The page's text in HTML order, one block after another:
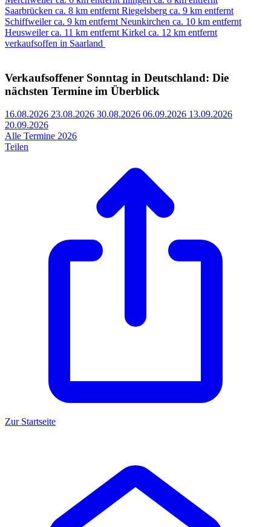
Saarbrücken ca. 8 km entfernt Riegelsberg ca. 9 km entfernt
Schiffweiler ca. 9 km entfernt Neunkirchen ca. 10 km entfernt
Heusweiler ca. 11 km entfernt Kirkel ca. 12 km entfernt
verkaufsoffen in Saarland
Verkaufsoffener Sonntag in Deutschland: Die
nächsten Termine im Überblick
16.08.2026 23.08.2026 30.08.2026 06.09.2026 13.09.2026
20.09.2026
Alle Termine 2026
Teilen
Zur Startseite